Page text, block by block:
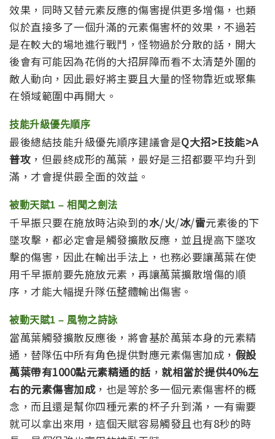
效果，同時又替元素反應的傷害提供更多增傷，也類
似於直接多了一個升滿的元素傷害杯的效果，不過若
是在較大的場地進行戰鬥，怪物過於分散的話，開大
後會有可能因為花俏的大招屏障而看不太清楚外圍的
敵人動向，因此最好將主要且大量的怪物靠近或聚集
在領域範圍中再開大。
技能升級優先順序
最後總結技能升級優先順序建議會是Q大招>E技能>A
普攻 ，但最終成形的萬葉，最好是三招都要平均升到
滿，才會提供最全面的效益。
被動天賦1 – 相聞之劍法
千早振只要在施放時沾染到的水/火/冰/雷元素後的下
墜攻擊，都必定會是觸發擴散反應，並且提高下墜攻
擊的傷害，因此在輸出手法上，也務必要讓萬葉在使
用千早振前要先施放元素，再讓萬葉擴散增傷的順
序，才能大幅提升隊伍整體輸出傷害。
被動天賦1 – 風物之詩詠
當萬葉觸發擴散反應後，將會基於萬葉本身的元素精
通，替隊伍中所有角色提供對應元素傷害加成， 假設
萬葉帶有1000點元素精通的話 ， 就相當於提供40%左
右的元素傷害加成，也是等於多一個元素傷害杯的概
念，而且還是幫你四種元素的杯子升到滿，一有需要
就可以拿出來用，這個天賦容易觸發且也有8秒的時